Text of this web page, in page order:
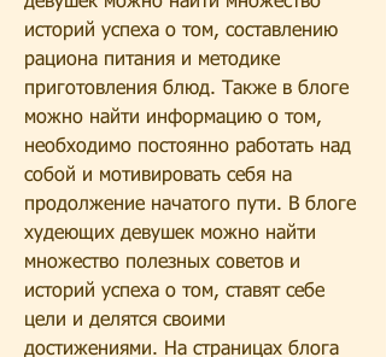
историй успеха о том, составлению
рациона питания и методике
приготовления блюд. Также в блоге
можно найти информацию о том,
необходимо постоянно работать над
собой и мотивировать себя на
продолжение начатого пути. В блоге
худеющих девушек можно найти
множество полезных советов и
историй успеха о том, ставят себе
цели и делятся своими
достижениями. На страницах блога